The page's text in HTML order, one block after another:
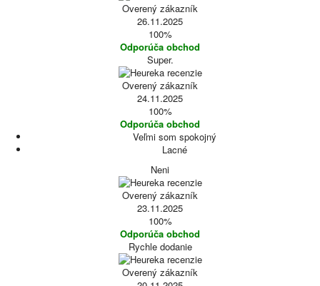
Overený zákazník
26.11.2025
100%
Odporúča obchod
Super.
Overený zákazník
24.11.2025
100%
Odporúča obchod
Veľmi som spokojný
Lacné
Neni
Overený zákazník
23.11.2025
100%
Odporúča obchod
Rychle dodanie
Overený zákazník